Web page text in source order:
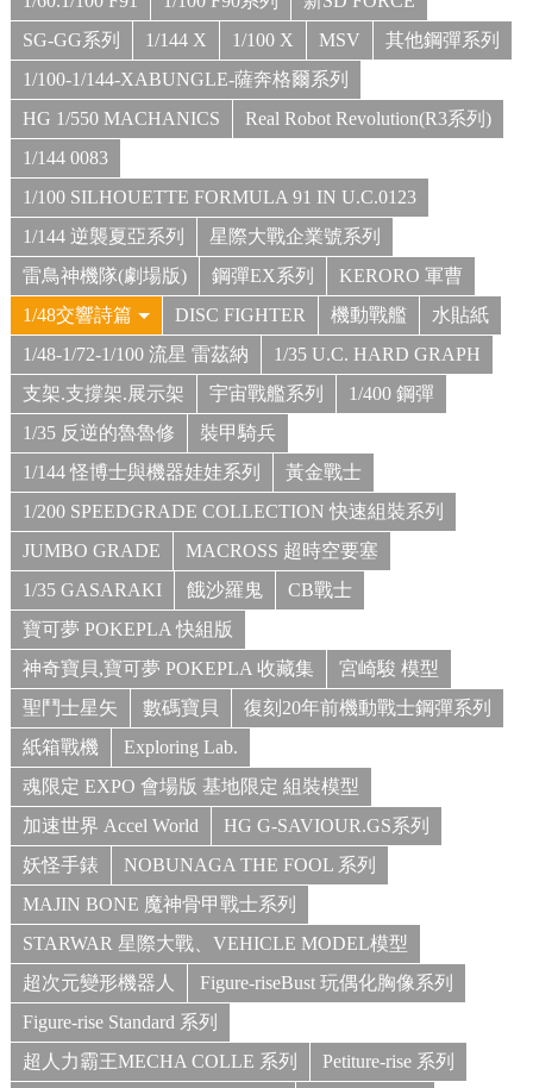
SG-GG系列
1/144 X 1/100 X MSV
其他鋼彈系列
1/100-1/144-XABUNGLE-薩奔格爾系列
HG 1/550 MACHANICS
Real Robot Revolution(R3系列)
1/144 0083
1/100 SILHOUETTE FORMULA 91 IN U.C.0123
1/144 逆襲夏亞系列
星際大戰企業號系列
雷鳥神機隊(劇場版)
鋼彈EX系列
KERORO 軍曹
1/48交響詩篇
DISC FIGHTER 機動戰艦
水貼紙
1/48-1/72-1/100 流星 雷茲納
1/35 U.C. HARD GRAPH
支架.支撐架.展示架
宇宙戰艦系列
1/400 鋼彈
1/35 反逆的魯魯修
裝甲騎兵
1/144 怪博士與機器娃娃系列
黃金戰士
1/200 SPEEDGRADE COLLECTION 快速組裝系列
JUMBO GRADE
MACROSS 超時空要塞
1/35 GASARAKI
餓沙羅鬼
CB戰士
寶可夢 POKEPLA 快組版
神奇寶貝,寶可夢 POKEPLA 收藏集
宮崎駿 模型
聖鬥士星矢
數碼寶貝
復刻20年前機動戰士鋼彈系列
紙箱戰機
Exploring Lab.
魂限定 EXPO 會場版 基地限定 組裝模型
加速世界 Accel World
HG G-SAVIOUR.GS系列
妖怪手錶
NOBUNAGA THE FOOL 系列
MAJIN BONE 魔神骨甲戰士系列
STARWAR 星際大戰、VEHICLE MODEL模型
超次元變形機器人
Figure-riseBust 玩偶化胸像系列
Figure-rise Standard 系列
超人力霸王MECHA COLLE 系列
Petiture-rise 系列